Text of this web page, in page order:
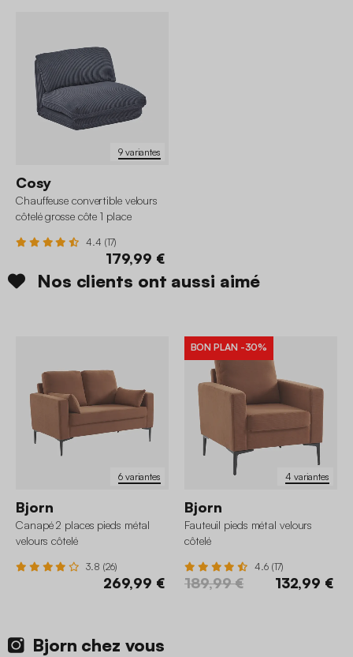
9 variantes
Cosy
Chauffeuse convertible velours
côtelé grosse côte 1 place
4.4 (17)
179,99 €
Nos clients ont aussi aimé
6 variantes
Bjorn
Canapé 2 places pieds métal
velours côtelé
3.8 (26)
269,99 €
4 variantes
BON PLAN -30%
Bjorn
Fauteuil pieds métal velours
côtelé
4.6 (17)
189,99 € 132,99 €
Bjorn chez vous